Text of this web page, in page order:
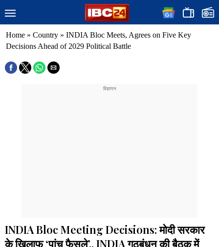
Home » Country » INDIA Bloc Meets, Agrees on Five Key
Decisions Ahead of 2029 Political Battle
INDIA Bloc Meeting Decisions: मोदी सरकार
के खिलाफ ‘पांच फैसले’.. INDIA गठबंधन की बैठक में